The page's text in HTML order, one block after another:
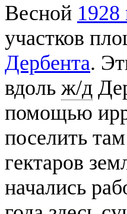
Весной 1928
участков
Дербента.
вдоль ж/д
помощью
поселить
гектаров
начались